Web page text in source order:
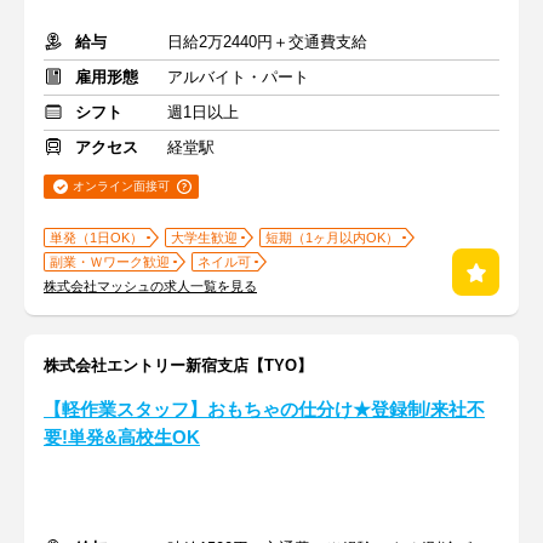
給与
日給2万2440円＋交通費支給
雇用形態
アルバイト・パート
シフト
週1日以上
アクセス
経堂駅
オンライン面接可
単発（1日OK） 大学生歓迎
短期（1ヶ月以内OK）
副業・Ｗワーク歓迎
ネイル可
株式会社マッシュの求人一覧を見る
株式会社エントリー新宿支店【TYO】
【軽作業スタッフ】おもちゃの仕分け★登録制/来社不
要!単発&高校生OK